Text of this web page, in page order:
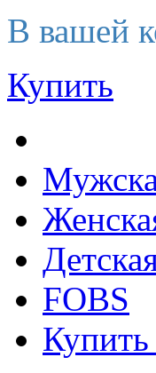
В вашей
Купить
FOBS